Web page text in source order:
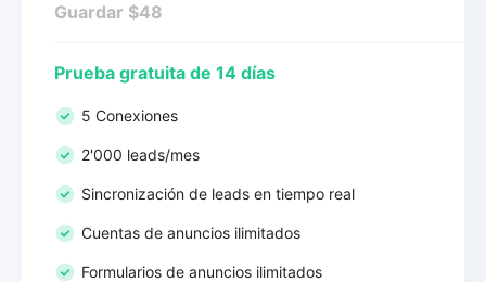
Guardar $48
Prueba gratuita de 14 días
5 Conexiones
2'000 leads/mes
Sincronización de leads en tiempo real
Cuentas de anuncios ilimitados
Formularios de anuncios ilimitados